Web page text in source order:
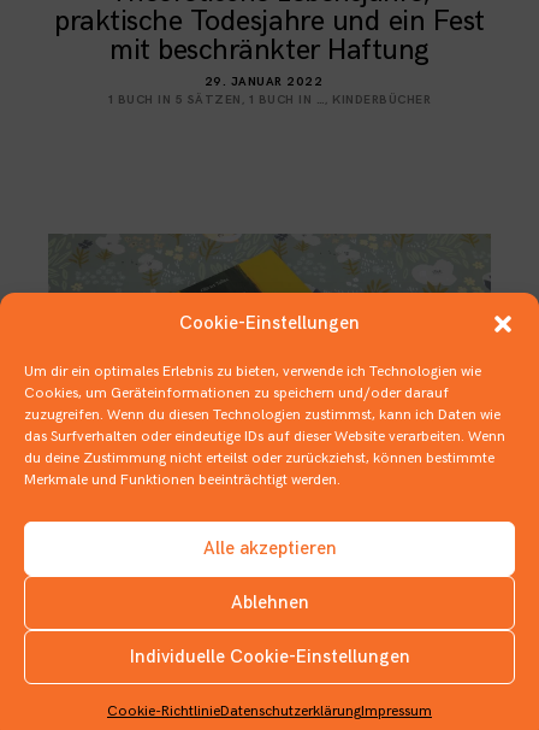
Cookie-Einstellungen
Um dir ein optimales Erlebnis zu bieten, verwende ich Technologien wie
Cookies, um Geräteinformationen zu speichern und/oder darauf
zuzugreifen. Wenn du diesen Technologien zustimmst, kann ich Daten wie
das Surfverhalten oder eindeutige IDs auf dieser Website verarbeiten. Wenn
du deine Zustimmung nicht erteilst oder zurückziehst, können bestimmte
Merkmale und Funktionen beeinträchtigt werden.
Alle akzeptieren
Ablehnen
Individuelle Cookie-Einstellungen
Cookie-RichtlinieDatenschutzerklärungImpressum
INSTAGRAM
praktische Todesjahre und ein Fest
mit beschränkter Haftung
29. JANUAR 2022
1 BUCH IN 5 SÄTZEN , 1 BUCH IN …, KINDERBÜCHER
Meins, meins, meins!
1 BUCH IN 3 ZITATEN, 1 BUCH IN …